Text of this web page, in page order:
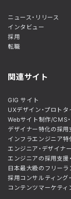
ニュース・リリース
インタビュー
採用
転職
関連サイト
GIG サイト
UXデザイン・プロト
Webサイト制作/CMS
デザイナー特化の採
インフラエンジニア
エンジニア・デザイ
エンジニアの採用支
日本最大級のフリー
採用コンサルティン
コンテンツマーケテ